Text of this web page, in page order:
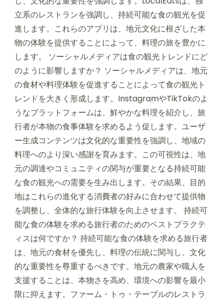
立系のレストランを強調し、持続可能な食の観光を促
進します。これらのアプリは、地元文化に根ざした本
物の体験を提供することによって、料理の旅を豊かに
します。 ソーシャルメディアは食の観光トレンドにど
のように影響しますか？ ソーシャルメディアは、地元
の食材や料理体験を促進することによって食の観光ト
レンドを大きく形成します。InstagramやTikTokのよ
うなプラットフォームは、鮮やかな料理を紹介し、旅
行者が本物の食事体験を求めるよう促します。ユーザ
ー生成コンテンツは文化的な重要性を強調し、地域の
料理へのより深い感謝を育みます。この可視性は、地
元の調達やコミュニティの関与が重要となる持続可能
な食の観光への需要を生み出します。その結果、目的
地はこれらの進化する消費者の好みに合わせて提供物
を調整し、全体的な旅行体験を向上させます。 持続可
能な食の体験を求める旅行者のためのベストプラクテ
ィスは何ですか？ 持続可能な食の体験を求める旅行者
は、地元の食材を優先し、料理の伝統に関与し、文化
的な重要性を尊重するべきです。地元の農家や職人を
支援することは、本物さを高め、環境への影響を最小
限に抑えます。ファーム・トゥ・テーブルのレストラ